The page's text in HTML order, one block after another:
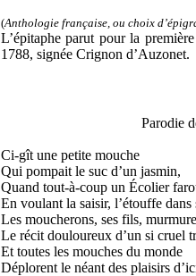
(Anthologie française, ou choix
L’épitaphe parut pour la
1788, signée Crignon d’Auzonet.
Parodie
Ci-gît une petite mouche
Qui pompait le suc d’un jasmin,
Quand tout-à-coup un Écolier
En voulant la saisir, l’étouffe dans
Les moucherons, ses fils,
Le récit douloureux d’un si cruel
Et toutes les mouches du monde
Déplorent le néant des plaisirs